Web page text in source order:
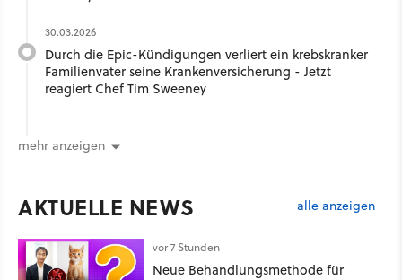
30.03.2026
Durch die Epic-Kündigungen verliert ein krebskranker
Familienvater seine Krankenversicherung - Jetzt
reagiert Chef Tim Sweeney
mehr anzeigen
AKTUELLE NEWS alle anzeigen
vor 7 Stunden
Neue Behandlungsmethode für